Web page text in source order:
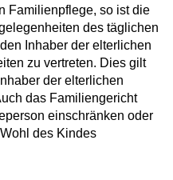
Familienpflege, so ist die
des täglichen
Inhaber der elterlichen
zu vertreten. Dies gilt
der elterlichen
das Familiengericht
einschränken oder
des Kindes